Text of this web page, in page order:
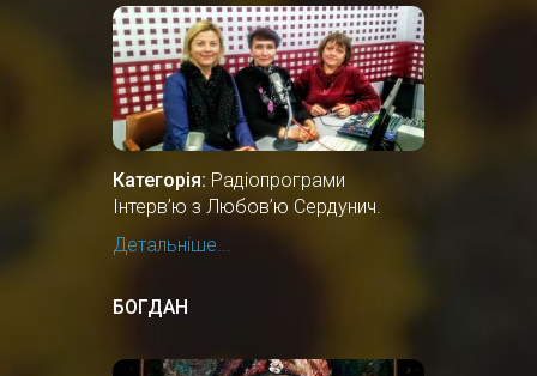
Категорія: Радіопрограми
Інтерв’ю з Любов’ю Сердунич.
Детальніше...
БОГДАН